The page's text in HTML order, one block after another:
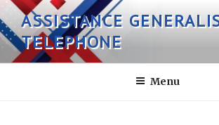
Aller
au
contenu
principal
ASSISTANCE
TELEPHONE
Menu